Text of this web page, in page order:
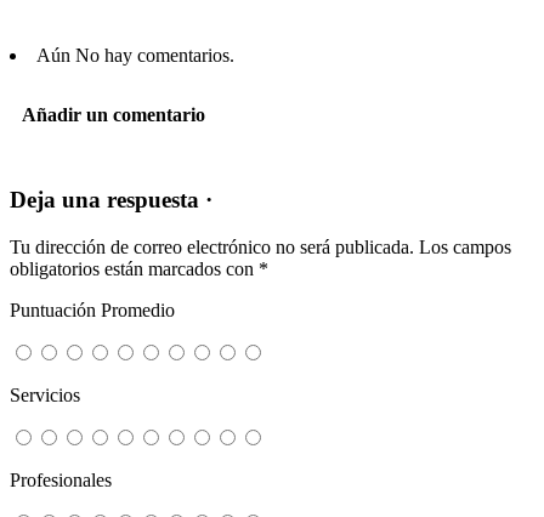
Aún No hay comentarios.
Añadir un comentario
Deja una respuesta ·
Tu dirección de correo electrónico no será publicada. Los campos
obligatorios están marcados con *
Puntuación Promedio
Servicios
Profesionales